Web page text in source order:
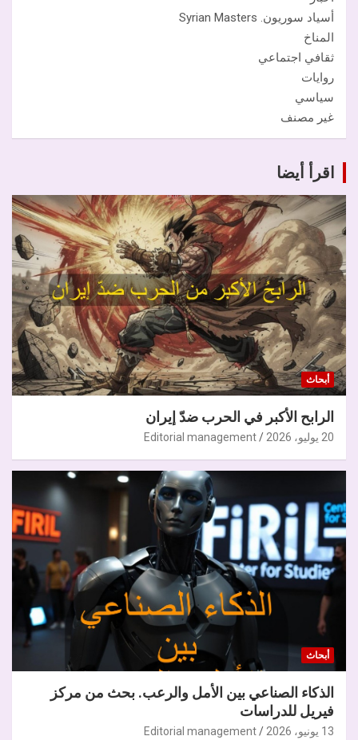
أسياد سوريون. Syrian Masters
المناخ
ثقافي اجتماعي
روايات
سياسي
غير مصنف
اقرأ أيضا
أبحاث
الرابح الأكبر في الحرب ضدّ إيران
20 يوليو، 2026 Editorial management
أبحاث
الذكاء الصناعي بين الأمل والرعب. بحث من مركز
فيريل للدراسات
13 يونيو، 2026 Editorial management